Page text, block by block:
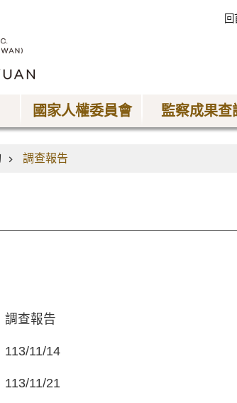
國家人權委員會 監察成果查
調查報告
調查報告
113/11/14
113/11/21